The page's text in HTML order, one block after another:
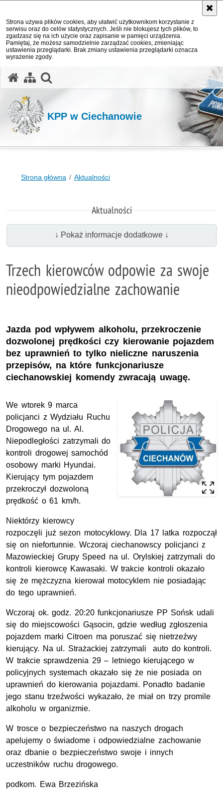
Strona używa plików cookies, aby ułatwić użytkownikom korzystanie z
serwisu oraz do celów statystycznych. Jeśli nie blokujesz tych plików, to
zgadzasz się na ich użycie oraz zapisanie w pamięci urządzenia.
Pamiętaj, że możesz samodzielnie zarządzać cookies, zmieniając
ustawienia przeglądarki. Brak zmiany ustawienia przeglądarki oznacza
wyrażenie zgody.
KPP w Ciechanowie
Strona główna Aktualności
Aktualności
↓ Pokaż informacje dodatkowe ↓
Trzech kierowców odpowie za swoje
nieodpowiedzialne zachowanie
Jazda pod wpływem alkoholu, przekroczenie
dozwolonej prędkości czy kierowanie pojazdem
bez uprawnień to tylko nieliczne naruszenia
przepisów, na które funkcjonariusze
ciechanowskiej komendy zwracają uwagę.
We wtorek 9 marca
policjanci z Wydziału Ruchu
Drogowego na ul. Al.
Niepodległości zatrzymali do
kontroli drogowej samochód
osobowy marki Hyundai.
Kierujący tym pojazdem
przekroczył dozwoloną
prędkość o 61 km/h.
Niektórzy kierowcy
rozpoczęli już sezon motocyklowy. Dla 17 latka rozpoczął
się on niefortunnie. Wczoraj ciechanowscy policjanci z
Mazowieckiej Grupy Speed na ul. Orylskiej zatrzymali do
kontroli kierowcę Kawasaki. W trakcie kontroli okazało
się że mężczyzna kierował motocyklem nie posiadając
do tego uprawnień.
Wczoraj ok. godz. 20:20 funkcjonariusze PP Sońsk udali
się do miejscowości Gąsocin, gdzie według zgłoszenia
pojazdem marki Citroen ma poruszać się nietrzeźwy
kierujący. Na ul. Strażackiej zatrzymali auto do kontroli.
W trakcie sprawdzenia 29 – letniego kierującego w
policyjnych systemach okazało się że nie posiada on
uprawnień do kierowania pojazdami. Ponadto badanie
jego stanu trzeźwości wykazało, że miał on trzy promile
alkoholu w organizmie.
W trosce o bezpieczeństwo na naszych drogach
apelujemy o świadome i odpowiedzialne zachowanie
oraz dbanie o bezpieczeństwo swoje i innych
uczestników ruchu drogowego.
podkom. Ewa Brzezińska